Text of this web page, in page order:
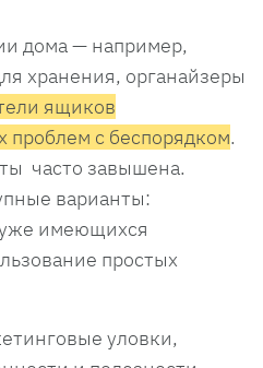
дома — например,
хранения, органайзеры
ящиков
с беспорядком.
часто завышена.
варианты:
имеющихся
простых
уловки,